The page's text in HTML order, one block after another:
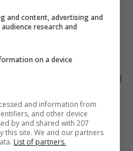
soir
and content, advertising and
research and
on a device
and information from
and other device
by and shared with 207
this site. We and our partners
List of partners.